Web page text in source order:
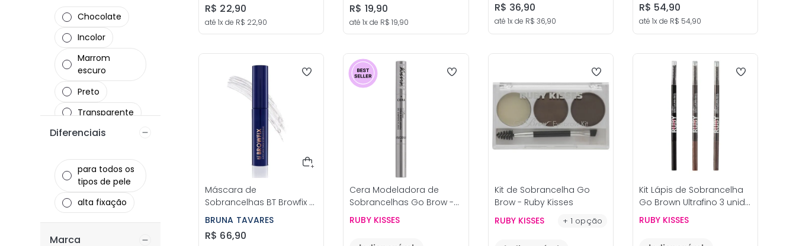
Chocolate
Incolor
Marrom
escuro
Preto
Transparente
Marrom claro
Diferenciais
para todos os
tipos de pele
alta fixação
Marca
R$ 22,90
até1x de R$ 22,90
R$ 19,90
até1x de R$ 19,90
R$ 36,90
até 1x de R$ 36,90
R$ 54,90
até 1x de R$ 54,90
Máscara de
Sobrancelhas BT Browfix -
Bruna Tavares
BRUNA TAVARES
R$ 66,90
Cera Modeladora de
Sobrancelhas Go Brow -
Ruby Kisses
RUBY KISSES
Kit de Sobrancelha Go
Brow - Ruby Kisses
RUBY KISSES
+1 opção
Kit Lápis de Sobrancelha
Go Brown Ultrafino 3 unid -
Ruby Kisses
RUBY KISSES